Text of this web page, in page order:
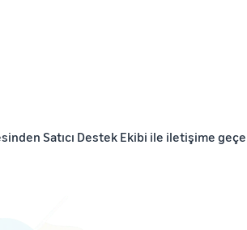
Satıcı Destek Ekibi ile iletişime